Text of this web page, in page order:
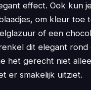
effect. Ook kun
om kleur toe
of een
dit elegant
het gerecht niet
er smakelijk uitziet.